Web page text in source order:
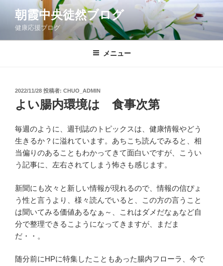
ン
朝霞中央徒然ブログ
健康応援ブログ
メニュー
投
日:
2022/11/28 投稿者: CHUO_ADMIN
よい腸内環境は 食事次第
毎週のように、週刊誌のトピックスは、健康情報やどう
生きるか？に溢れています。あちこち読んでみると、相
当偏りのあることもわかってきて面白いですが、こうい
う記事に、左右されてしまう怖さも感じます。
新聞にも次々と新しい情報が現れるので、情報の信ぴょ
う性と言うより、様々読んでいると、この方の言うこと
は聞いてみる価値あるなぁ～、これはダメだなぁなど自
分で整理できるこようになってきますが、まだま
だ・・。
随分前にHPに特集したこともあった腸内フローラ、今で